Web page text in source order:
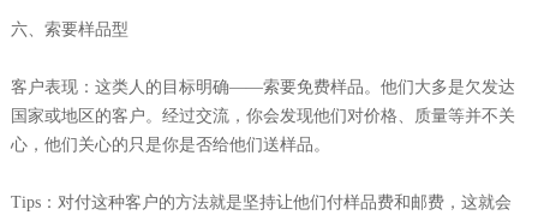
六、索要样品型
客户表现：这类人的目标明确——索要免费样品。他们大多是欠发达
国家或地区的客户。经过交流，你会发现他们对价格、质量等并不关
心，他们关心的只是你是否给他们送样品。
Tips：对付这种客户的方法就是坚持让他们付样品费和邮费，这就会